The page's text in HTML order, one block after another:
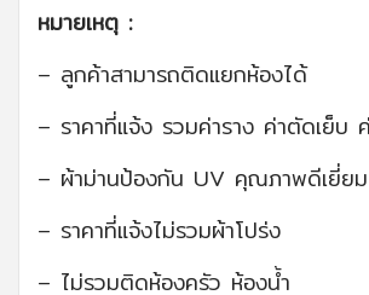
หมายเหตุ :
– ลูกค้าสามารถติดแยกห้องได้
– ราคาที่แจ้ง รวมค่าราง ค่าตัดเย็บ
– ผ้าม่านป้องกัน UV คุณภาพดีเยี่ยม
– ราคาที่แจ้งไม่รวมผ้าโปร่ง
– ไม่รวมติดห้องครัว ห้องน้ำ